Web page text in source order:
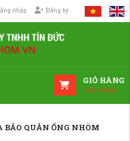
nhập Đăng ký
GIỎ HÀNG
0 Sản phẩm
QUẢN ỐNG NHÒM